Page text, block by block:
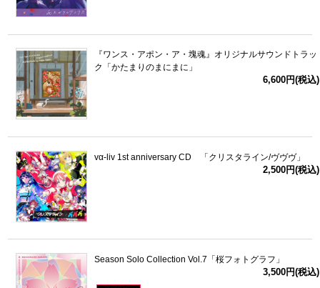
『ワンス・アポン・ア・塊魂』オリジナルサウンドトラッ
ク「かたまりのまにまに」
6,600円(税込)
vα-liv 1st anniversary CD 「クリスタライン/ヴヴヴ」
2,500円(税込)
Season Solo Collection Vol.7「桜フォトグラフ」
3,500円(税込)